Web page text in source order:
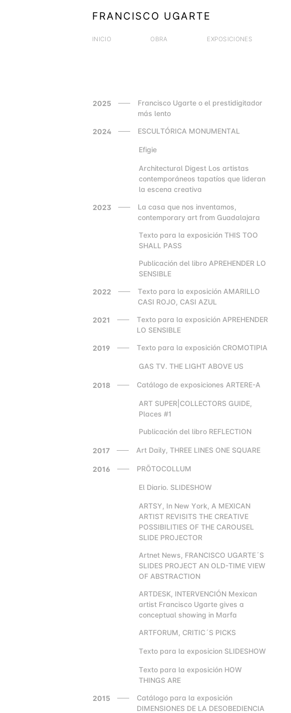
FRANCISCO UGARTE
INICIO OBRA EXPOSICIONES
2025
Francisco Ugarte o el prestidigitador
más lento
2024 ESCULTÓRICA MONUMENTAL
Efigie
Architectural Digest Los artistas
contemporáneos tapatíos que lideran
la escena creativa
2023
La casa que nos inventamos,
contemporary art from Guadalajara
Texto para la exposición THIS TOO
SHALL PASS
Publicación del libro APREHENDER LO
SENSIBLE
2022
Texto para la exposición AMARILLO
CASI ROJO, CASI AZUL
2021
Texto para la exposición APREHENDER
LO SENSIBLE
2019 Texto para la exposición CROMOTIPIA
GAS TV. THE LIGHT ABOVE US
2018 Catálogo de exposiciones ARTERE-A
ART SUPER|COLLECTORS GUIDE,
Places #1
Publicación del libro REFLECTION
2017 Art Daily, THREE LINES ONE SQUARE
2016 PRŌTOCOLLUM
El Diario. SLIDESHOW
ARTSY, In New York, A MEXICAN
ARTIST REVISITS THE CREATIVE
POSSIBILITIES OF THE CAROUSEL
SLIDE PROJECTOR
Artnet News, FRANCISCO UGARTE´S
SLIDES PROJECT AN OLD-TIME VIEW
OF ABSTRACTION
ARTDESK, INTERVENCIÓN Mexican
artist Francisco Ugarte gives a
conceptual showing in Marfa
ARTFORUM, CRITIC´S PICKS
Texto para la exposicion SLIDESHOW
Texto para la exposición HOW
THINGS ARE
2015
Catálogo para la exposición
DIMENSIONES DE LA DESOBEDIENCIA